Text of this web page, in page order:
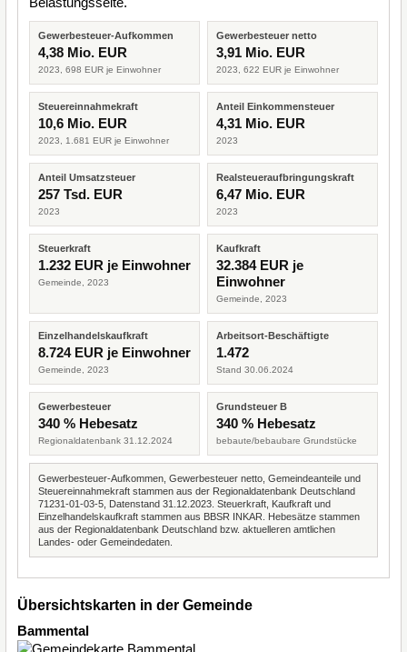
Gewerbesteuer-Aufkommen
4,38 Mio. EUR
2023, 698 EUR je Einwohner
Gewerbesteuer netto
3,91 Mio. EUR
2023, 622 EUR je Einwohner
Steuereinnahmekraft
10,6 Mio. EUR
2023, 1.681 EUR je Einwohner
Anteil Einkommensteuer
4,31 Mio. EUR
2023
Anteil Umsatzsteuer
257 Tsd. EUR
2023
Realsteueraufbringungskraft
6,47 Mio. EUR
2023
Steuerkraft
1.232 EUR je Einwohner
Gemeinde, 2023
Kaufkraft
32.384 EUR je
Einwohner
Gemeinde, 2023
Einzelhandelskaufkraft
8.724 EUR je Einwohner
Gemeinde, 2023
Arbeitsort-Beschäftigte
1.472
Stand 30.06.2024
Gewerbesteuer
340 % Hebesatz
Regionaldatenbank 31.12.2024
Grundsteuer B
340 % Hebesatz
bebaute/bebaubare Grundstücke
Gewerbesteuer-Aufkommen, Gewerbesteuer netto, Gemeindeanteile und
Steuereinnahmekraft stammen aus der Regionaldatenbank Deutschland
71231-01-03-5, Datenstand 31.12.2023. Steuerkraft, Kaufkraft und
Einzelhandelskaufkraft stammen aus BBSR INKAR. Hebesätze stammen
aus der Regionaldatenbank Deutschland bzw. aktuelleren amtlichen
Landes- oder Gemeindedaten.
Übersichtskarten in der Gemeinde
Bammental